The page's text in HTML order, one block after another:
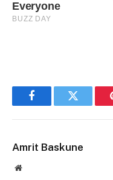
FacebookTwitter
Amrit Baskune
Website